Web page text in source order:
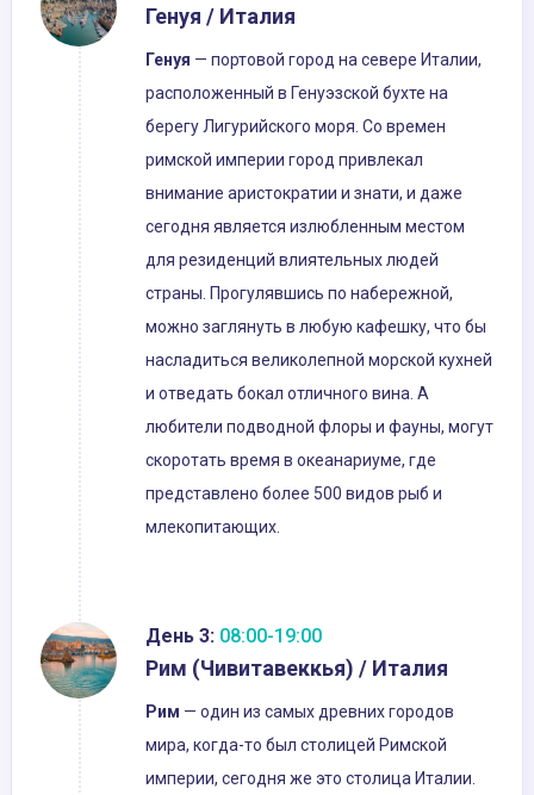
Генуя / Италия
Генуя — портовой город на севере Италии,
расположенный в Генуэзской бухте на
берегу Лигурийского моря. Со времен
римской империи город привлекал
внимание аристократии и знати, и даже
сегодня является излюбленным местом
для резиденций влиятельных людей
страны. Прогулявшись по набережной,
можно заглянуть в любую кафешку, что бы
насладиться великолепной морской кухней
и отведать бокал отличного вина. А
любители подводной флоры и фауны, могут
скоротать время в океанариуме, где
представлено более 500 видов рыб и
млекопитающих.
День 3: 08:00-19:00
Рим (Чивитавеккья) / Италия
Рим — один из самых древних городов
мира, когда-то был столицей Римской
империи, сегодня же это столица Италии.